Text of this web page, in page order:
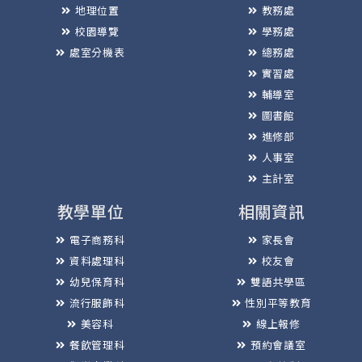
地理位置
校園導覽
處室分機表
教務處
學務處
總務處
實習處
輔導室
圖書館
進修部
人事室
主計室
教學單位
電子商務科
資料處理科
幼兒保育科
流行服飾科
美容科
餐飲管理科
相關資訊
家長會
校友會
雙語共學區
性別平等教育
線上報修
預約會議室